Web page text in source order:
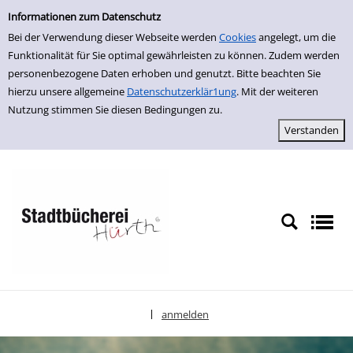
Einfache Suche
Informationen zum Datenschutz
Bei der Verwendung dieser Webseite werden Cookiesangelegt, um die
Funktionalität für Sie optimal gewährleisten zu können. Zudem werden
personenbezogene Daten erhoben und genutzt. Bitte beachten Sie
hierzu unsere allgemeine Datenschutzerklär1ung. Mit der weiteren
Nutzung stimmen Sie diesen Bedingungen zu.
zur Navigation springen
zum Inhalt springen
Zur Detailanzeige springen
anmelden